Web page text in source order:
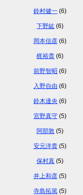
鈴村健一 (6)
下野紘 (6)
岡本信彦 (6)
梶裕貴 (6)
前野智昭 (6)
入野自由 (6)
鈴木達央 (6)
宮野真守 (5)
阿部敦 (5)
安元洋貴 (5)
保村真 (5)
井上和彦 (5)
寺島拓篤 (5)